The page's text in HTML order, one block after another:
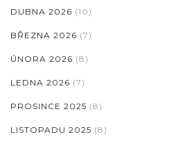
DUBNA 2026 (10)
BŘEZNA 2026 (7)
ÚNORA 2026 (8)
LEDNA 2026 (7)
PROSINCE 2025 (8)
LISTOPADU 2025 (8)